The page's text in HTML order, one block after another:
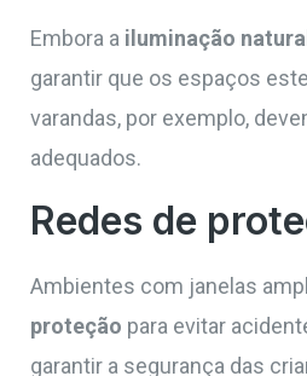
Embora a iluminação natural
garantir que os espaços
varandas, por exemplo,
adequados.
Redes de
Ambientes com janelas
proteção para evitar
garantir a segurança das